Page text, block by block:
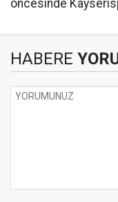
öncesinde
HABERE